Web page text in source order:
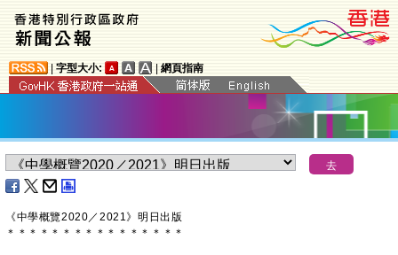
字型大小: 網頁指南
《中學概覽2020／2021》明日出版
＊ ＊ ＊ ＊ ＊ ＊ ＊ ＊ ＊ ＊ ＊ ＊ ＊ ＊ ＊ ＊